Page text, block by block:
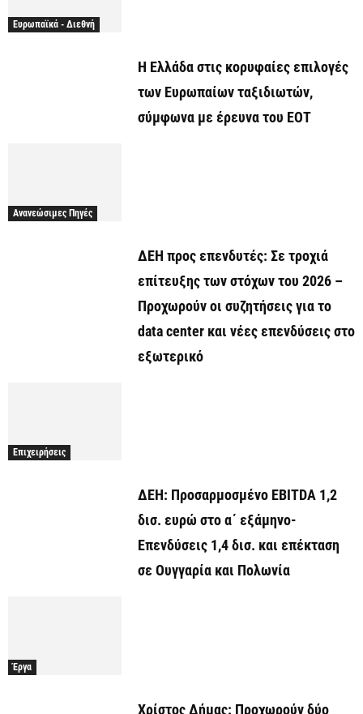
Ευρωπαϊκά - Διεθνή
Η Ελλάδα στις κορυφαίες επιλογές
των Ευρωπαίων ταξιδιωτών,
σύμφωνα με έρευνα του ΕΟΤ
Ανανεώσιμες Πηγές
ΔΕΗ προς επενδυτές: Σε τροχιά
επίτευξης των στόχων του 2026 –
Προχωρούν οι συζητήσεις για το
data center και νέες επενδύσεις στο
εξωτερικό
Επιχειρήσεις
ΔΕΗ: Προσαρμοσμένο EBITDA 1,2
δισ. ευρώ στο α΄ εξάμηνο-
Επενδύσεις 1,4 δισ. και επέκταση
σε Ουγγαρία και Πολωνία
Έργα
Χρίστος Δήμας: Προχωρoύν δύο